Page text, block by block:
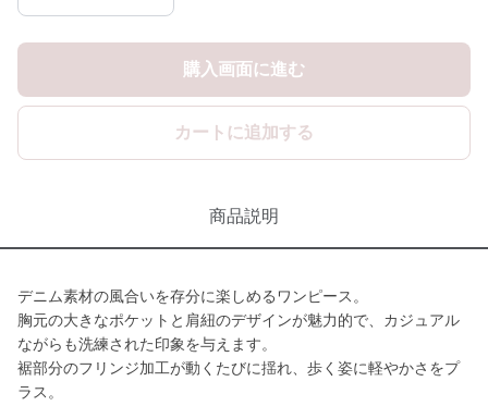
購入画面に進む
カートに追加する
商品説明
デニム素材の風合いを存分に楽しめるワンピース。
胸元の大きなポケットと肩紐のデザインが魅力的で、カジュアル
ながらも洗練された印象を与えます。
裾部分のフリンジ加工が動くたびに揺れ、歩く姿に軽やかさをプ
ラス。